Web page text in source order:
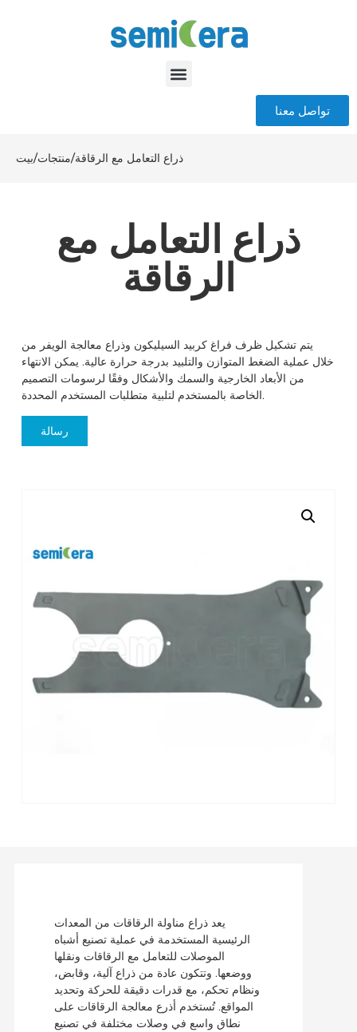
تواصل معنا
بيت/منتجات/ذراع التعامل مع الرقاقة
ذراع التعامل مع
الرقاقة
يتم تشكيل ظرف فراغ كربيد السيليكون وذراع معالجة الويفر من
خلال عملية الضغط المتوازن والتلبيد بدرجة حرارة عالية. يمكن الانتهاء
من الأبعاد الخارجية والسمك والأشكال وفقًا لرسومات التصميم
الخاصة بالمستخدم لتلبية متطلبات المستخدم المحددة.
رسالة
يعد ذراع مناولة الرقاقات من المعدات
الرئيسية المستخدمة في عملية تصنيع أشباه
الموصلات للتعامل مع الرقاقات ونقلها
ووضعها. وتتكون عادة من ذراع آلية، وقابض،
ونظام تحكم، مع قدرات دقيقة للحركة وتحديد
المواقع. تُستخدم أذرع معالجة الرقاقات على
نطاق واسع في وصلات مختلفة في تصنيع